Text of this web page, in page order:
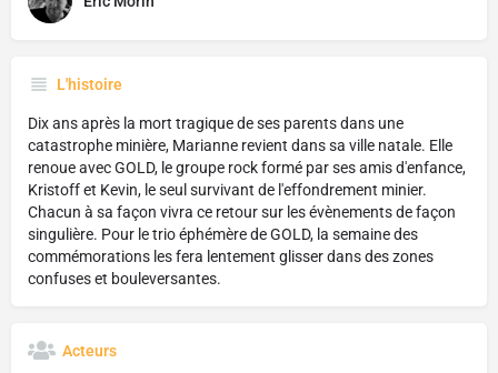
L'histoire
Dix ans après la mort tragique de ses parents dans une
catastrophe minière, Marianne revient dans sa ville natale. Elle
renoue avec GOLD, le groupe rock formé par ses amis d'enfance,
Kristoff et Kevin, le seul survivant de l'effondrement minier.
Chacun à sa façon vivra ce retour sur les évènements de façon
singulière. Pour le trio éphémère de GOLD, la semaine des
commémorations les fera lentement glisser dans des zones
confuses et bouleversantes.
Acteurs